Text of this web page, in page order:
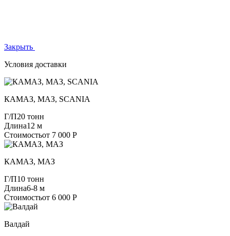
Закрыть
Условия доставки
КАМАЗ, МАЗ, SCANIA
Г/П20 тонн
Длина12 м
Стоимостьот 7 000 Р
КАМАЗ, МАЗ
Г/П10 тонн
Длина6-8 м
Стоимостьот 6 000 Р
Валдай